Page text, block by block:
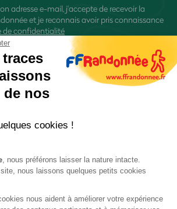
adresse e-mail, j'accepte de recevoir la
et je reconnais avoir pris connaissance
de confidentialité
Protection des données
de nos
cookies !
, nous préférons laisser la nature intacte.
nous laissons quelques petits cookies
nous aident à améliorer votre expérience